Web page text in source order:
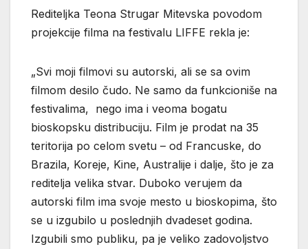
Rediteljka Teona Strugar Mitevska povodom
projekcije filma na festivalu LIFFE rekla je:
„Svi moji filmovi su autorski, ali se sa ovim
filmom desilo čudo. Ne samo da funkcioniše na
festivalima, nego ima i veoma bogatu
bioskopsku distribuciju. Film je prodat na 35
teritorija po celom svetu – od Francuske, do
Brazila, Koreje, Kine, Australije i dalje, što je za
reditelja velika stvar. Duboko verujem da
autorski film ima svoje mesto u bioskopima, što
se u izgubilo u poslednjih dvadeset godina.
Izgubili smo publiku, pa je veliko zadovoljstvo